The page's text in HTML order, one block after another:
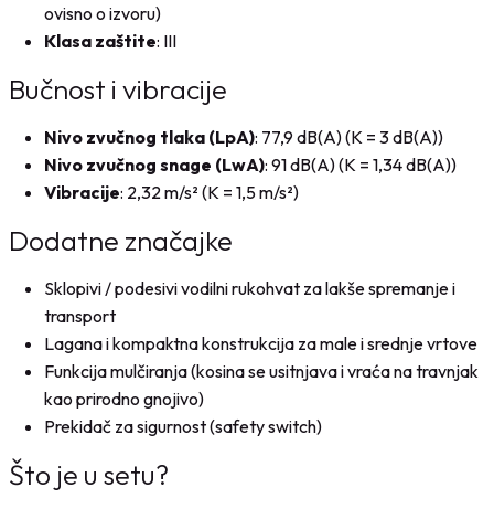
ovisno o izvoru)
Klasa zaštite: III
Bučnost i vibracije
Nivo zvučnog tlaka (LpA): 77,9 dB(A) (K = 3 dB(A))
Nivo zvučnog snage (LwA): 91 dB(A) (K = 1,34 dB(A))
Vibracije: 2,32 m/s² (K = 1,5 m/s²)
Dodatne značajke
Sklopivi / podesivi vodilni rukohvat za lakše spremanje i
transport
Lagana i kompaktna konstrukcija za male i srednje vrtove
Funkcija mulčiranja (kosina se usitnjava i vraća na travnjak
kao prirodno gnojivo)
Prekidač za sigurnost (safety switch)
Što je u setu?